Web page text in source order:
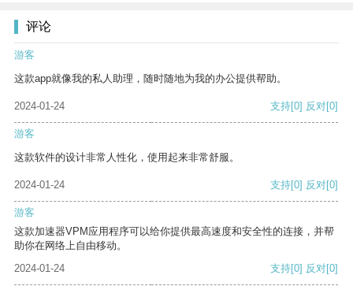
评论
游客
这款app就像我的私人助理，随时随地为我的办公提供帮助。
2024-01-24 支持[0] 反对[0]
游客
这款软件的设计非常人性化，使用起来非常舒服。
2024-01-24 支持[0] 反对[0]
游客
这款加速器VPM应用程序可以给你提供最高速度和安全性的连接，并帮
助你在网络上自由移动。
2024-01-24
支持[0] 反对[0]